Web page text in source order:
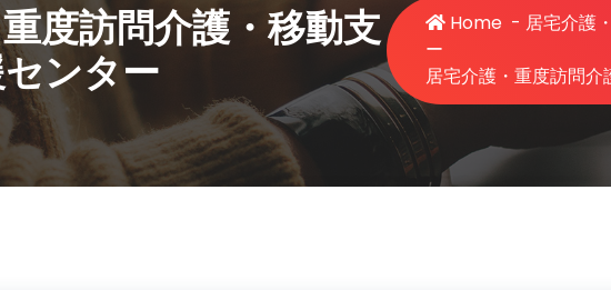
度訪問介護・移動支
ンター
Home - 居宅介護
ー
居宅介護・重度訪問